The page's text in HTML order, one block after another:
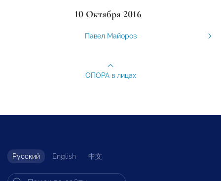
10 Октября 2016
Павел Майоров
ОПОРА в лицах
Русский English 中文